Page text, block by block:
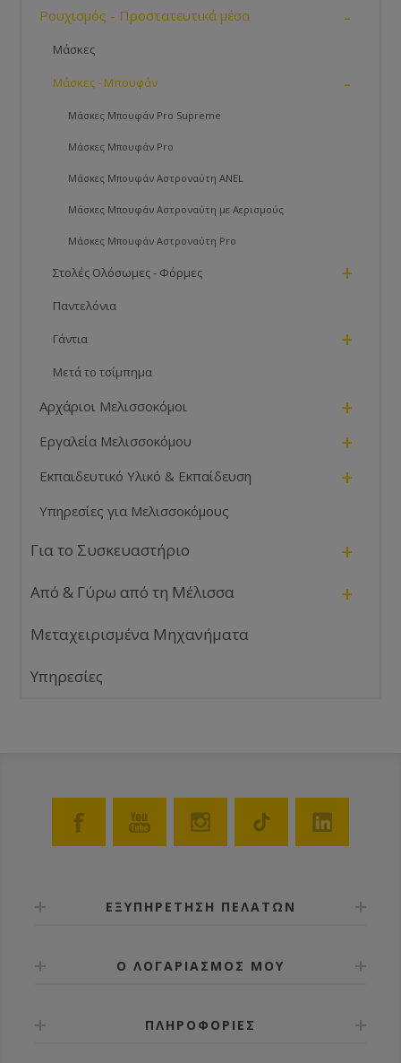
Ρουχισμός - Προστατευτικά μέσα -
Μάσκες
Μάσκες - Μπουφάν -
Μάσκες Μπουφάν Pro Supreme
Μάσκες Μπουφάν Pro
Μάσκες Μπουφάν Αστροναύτη ANEL
Μάσκες Μπουφάν Αστροναύτη με Αερισμούς
Μάσκες Μπουφάν Αστροναύτη Pro
Στολές Ολόσωμες - Φόρμες +
Παντελόνια
Γάντια +
Μετά το τσίμπημα
Αρχάριοι Μελισσοκόμοι +
Εργαλεία Μελισσοκόμου +
Εκπαιδευτικό Υλικό & Εκπαίδευση +
Υπηρεσίες για Μελισσοκόμους
Για το Συσκευαστήριο +
Από & Γύρω από τη Μέλισσα +
Μεταχειρισμένα Μηχανήματα
Υπηρεσίες
ΕΞΥΠΗΡΕΤΗΣΗ ΠΕΛΑΤΩΝ
Ο ΛΟΓΑΡΙΑΣΜΟΣ ΜΟΥ
ΠΛΗΡΟΦΟΡΙΕΣ